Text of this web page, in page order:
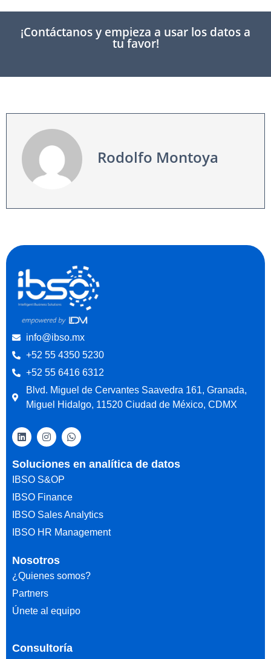
¡Contáctanos y empieza a usar los datos a
tu favor!
Rodolfo Montoya
info@ibso.mx
+52 55 4350 5230
+52 55 6416 6312
Blvd. Miguel de Cervantes Saavedra 161, Granada,
Miguel Hidalgo, 11520 Ciudad de México, CDMX
Soluciones en analítica de datos
IBSO S&OP
IBSO Finance
IBSO Sales Analytics
IBSO HR Management
Nosotros
¿Quienes somos?
Partners
Únete al equipo
Consultoría